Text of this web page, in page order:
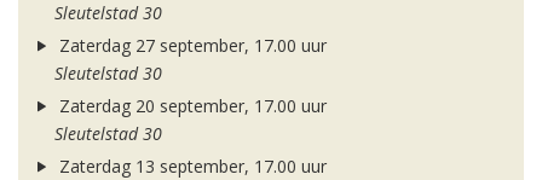
Sleutelstad 30
Zaterdag 27 september, 17.00 uur
Sleutelstad 30
Zaterdag 20 september, 17.00 uur
Sleutelstad 30
Zaterdag 13 september, 17.00 uur